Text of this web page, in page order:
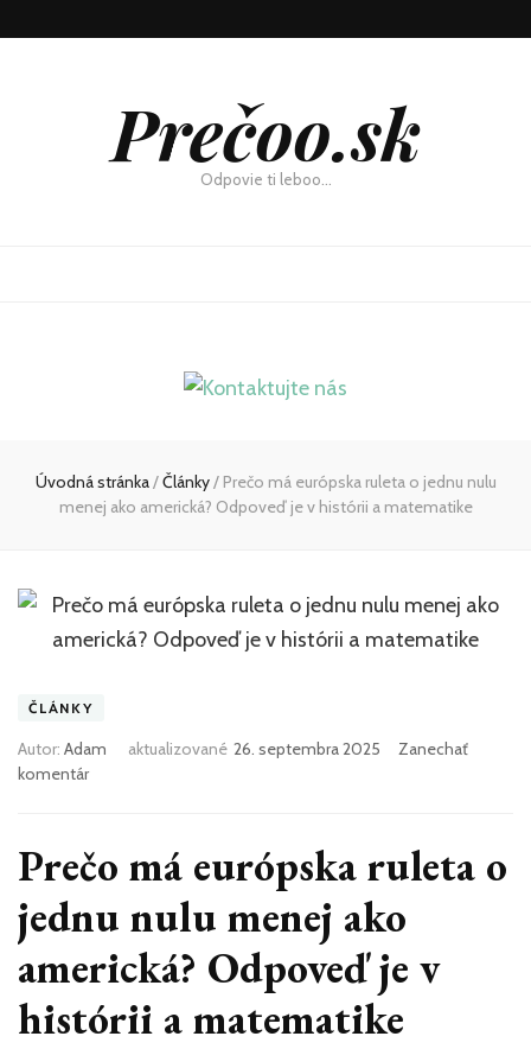
Prečoo.sk
Odpovie ti leboo…
Úvodná stránka/Články/ Prečo má európska ruleta o jednu nulu
menej ako americká? Odpoveď je v histórii a matematike
ČLÁNKY
Autor: Adam aktualizované 26. septembra 2025
Zanechať
komentárk
má
európska
o
nulu
ako
Prečo má európska ruleta o
jednu nulu menej ako
americká? Odpoveď je v
histórii a matematike